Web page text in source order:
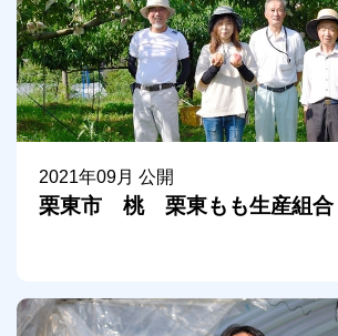
2021年09月 公開
栗東市 桃 栗東もも生産組合